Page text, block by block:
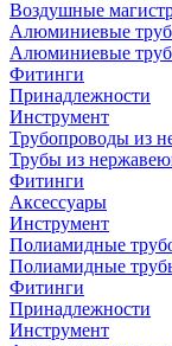
Воздушные
Алюминиевые
Алюминиевые
Фитинги
Принадлежности
Инструмент
Трубопроводы из
Трубы из
Фитинги
Аксессуары
Инструмент
Полиамидные
Полиамидные
Фитинги
Принадлежности
Инструмент